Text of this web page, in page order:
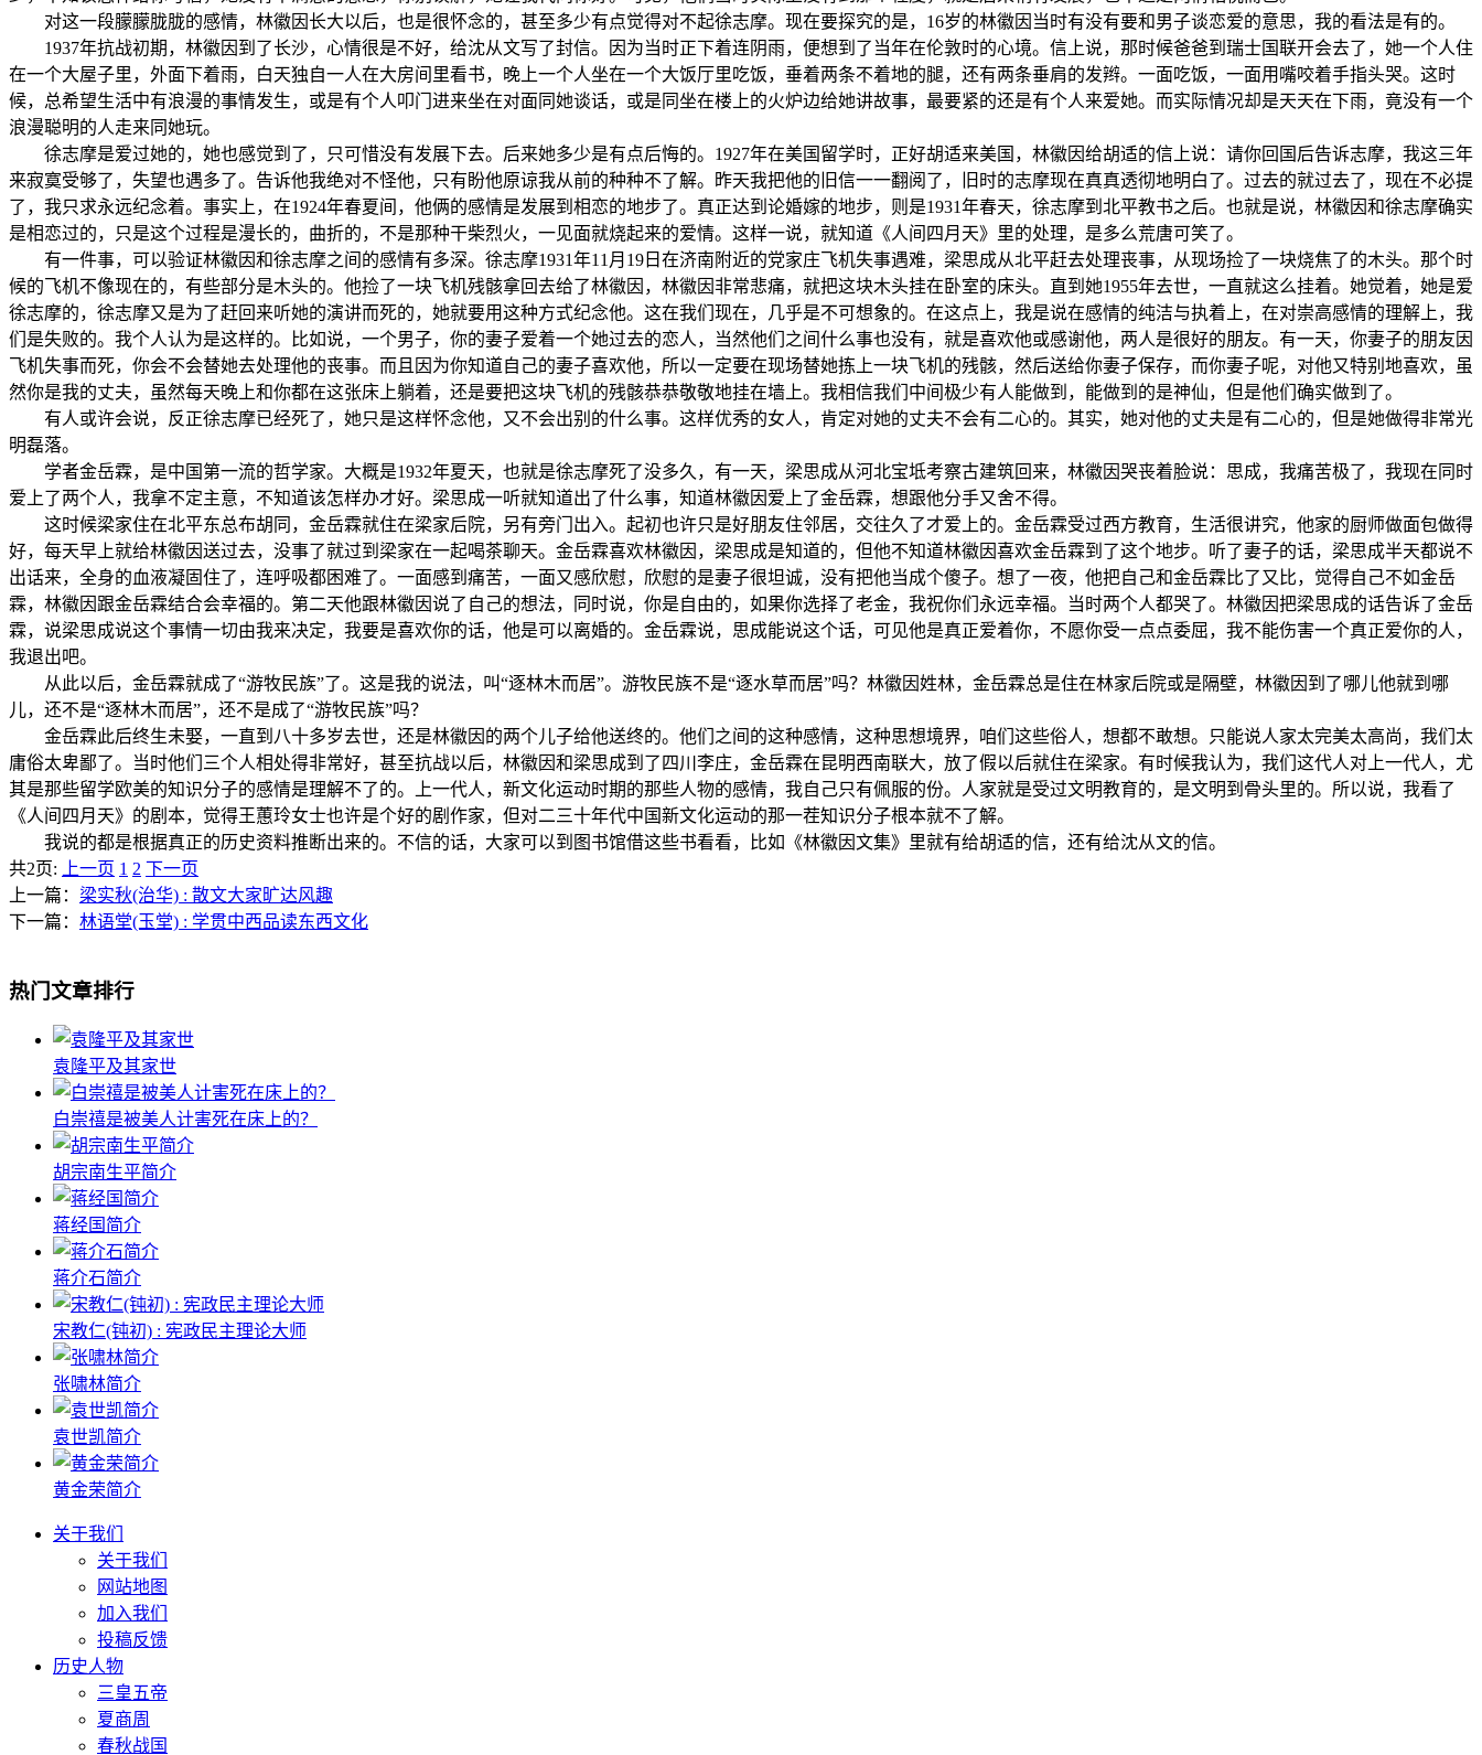
对这一段朦朦胧胧的感情，林徽因长大以后，也是很怀念的，甚至多少有点觉得对不起徐志摩。现在要探究的是，16岁的林徽因当时有没有要和男子谈恋爱的意思，我的看法是有的。
1937年抗战初期，林徽因到了长沙，心情很是不好，给沈从文写了封信。因为当时正下着连阴雨，便想到了当年在伦敦时的心境。信上说，那时候爸爸到瑞士国联开会去了，她一个人住
在一个大屋子里，外面下着雨，白天独自一人在大房间里看书，晚上一个人坐在一个大饭厅里吃饭，垂着两条不着地的腿，还有两条垂肩的发辫。一面吃饭，一面用嘴咬着手指头哭。这时
候，总希望生活中有浪漫的事情发生，或是有个人叩门进来坐在对面同她谈话，或是同坐在楼上的火炉边给她讲故事，最要紧的还是有个人来爱她。而实际情况却是天天在下雨，竟没有一个
浪漫聪明的人走来同她玩。
徐志摩是爱过她的，她也感觉到了，只可惜没有发展下去。后来她多少是有点后悔的。1927年在美国留学时，正好胡适来美国，林徽因给胡适的信上说：请你回国后告诉志摩，我这三年
来寂寞受够了，失望也遇多了。告诉他我绝对不怪他，只有盼他原谅我从前的种种不了解。昨天我把他的旧信一一翻阅了，旧时的志摩现在真真透彻地明白了。过去的就过去了，现在不必提
了，我只求永远纪念着。事实上，在1924年春夏间，他俩的感情是发展到相恋的地步了。真正达到论婚嫁的地步，则是1931年春天，徐志摩到北平教书之后。也就是说，林徽因和徐志摩确实
是相恋过的，只是这个过程是漫长的，曲折的，不是那种干柴烈火，一见面就烧起来的爱情。这样一说，就知道《人间四月天》里的处理，是多么荒唐可笑了。
有一件事，可以验证林徽因和徐志摩之间的感情有多深。徐志摩1931年11月19日在济南附近的党家庄飞机失事遇难，梁思成从北平赶去处理丧事，从现场捡了一块烧焦了的木头。那个时
候的飞机不像现在的，有些部分是木头的。他捡了一块飞机残骸拿回去给了林徽因，林徽因非常悲痛，就把这块木头挂在卧室的床头。直到她1955年去世，一直就这么挂着。她觉着，她是爱
徐志摩的，徐志摩又是为了赶回来听她的演讲而死的，她就要用这种方式纪念他。这在我们现在，几乎是不可想象的。在这点上，我是说在感情的纯洁与执着上，在对崇高感情的理解上，我
们是失败的。我个人认为是这样的。比如说，一个男子，你的妻子爱着一个她过去的恋人，当然他们之间什么事也没有，就是喜欢他或感谢他，两人是很好的朋友。有一天，你妻子的朋友因
飞机失事而死，你会不会替她去处理他的丧事。而且因为你知道自己的妻子喜欢他，所以一定要在现场替她拣上一块飞机的残骸，然后送给你妻子保存，而你妻子呢，对他又特别地喜欢，虽
然你是我的丈夫，虽然每天晚上和你都在这张床上躺着，还是要把这块飞机的残骸恭恭敬敬地挂在墙上。我相信我们中间极少有人能做到，能做到的是神仙，但是他们确实做到了。
有人或许会说，反正徐志摩已经死了，她只是这样怀念他，又不会出别的什么事。这样优秀的女人，肯定对她的丈夫不会有二心的。其实，她对他的丈夫是有二心的，但是她做得非常光
明磊落。
学者金岳霖，是中国第一流的哲学家。大概是1932年夏天，也就是徐志摩死了没多久，有一天，梁思成从河北宝坻考察古建筑回来，林徽因哭丧着脸说：思成，我痛苦极了，我现在同时
爱上了两个人，我拿不定主意，不知道该怎样办才好。梁思成一听就知道出了什么事，知道林徽因爱上了金岳霖，想跟他分手又舍不得。
这时候梁家住在北平东总布胡同，金岳霖就住在梁家后院，另有旁门出入。起初也许只是好朋友住邻居，交往久了才爱上的。金岳霖受过西方教育，生活很讲究，他家的厨师做面包做得
好，每天早上就给林徽因送过去，没事了就过到梁家在一起喝茶聊天。金岳霖喜欢林徽因，梁思成是知道的，但他不知道林徽因喜欢金岳霖到了这个地步。听了妻子的话，梁思成半天都说不
出话来，全身的血液凝固住了，连呼吸都困难了。一面感到痛苦，一面又感欣慰，欣慰的是妻子很坦诚，没有把他当成个傻子。想了一夜，他把自己和金岳霖比了又比，觉得自己不如金岳
霖，林徽因跟金岳霖结合会幸福的。第二天他跟林徽因说了自己的想法，同时说，你是自由的，如果你选择了老金，我祝你们永远幸福。当时两个人都哭了。林徽因把梁思成的话告诉了金岳
霖，说梁思成说这个事情一切由我来决定，我要是喜欢你的话，他是可以离婚的。金岳霖说，思成能说这个话，可见他是真正爱着你，不愿你受一点点委屈，我不能伤害一个真正爱你的人，
我退出吧。
从此以后，金岳霖就成了“游牧民族”了。这是我的说法，叫“逐林木而居”。游牧民族不是“逐水草而居”吗？林徽因姓林，金岳霖总是住在林家后院或是隔壁，林徽因到了哪儿他就到哪
儿，还不是“逐林木而居”，还不是成了“游牧民族”吗？
金岳霖此后终生未娶，一直到八十多岁去世，还是林徽因的两个儿子给他送终的。他们之间的这种感情，这种思想境界，咱们这些俗人，想都不敢想。只能说人家太完美太高尚，我们太
庸俗太卑鄙了。当时他们三个人相处得非常好，甚至抗战以后，林徽因和梁思成到了四川李庄，金岳霖在昆明西南联大，放了假以后就住在梁家。有时候我认为，我们这代人对上一代人，尤
其是那些留学欧美的知识分子的感情是理解不了的。上一代人，新文化运动时期的那些人物的感情，我自己只有佩服的份。人家就是受过文明教育的，是文明到骨头里的。所以说，我看了
《人间四月天》的剧本，觉得王蕙玲女士也许是个好的剧作家，但对二三十年代中国新文化运动的那一茬知识分子根本就不了解。
我说的都是根据真正的历史资料推断出来的。不信的话，大家可以到图书馆借这些书看看，比如《林徽因文集》里就有给胡适的信，还有给沈从文的信。
共2页: 上一页 1 2 下一页
上一篇： 梁实秋(治华) : 散文大家旷达风趣
下一篇： 林语堂(玉堂) : 学贯中西品读东西文化
热门文章排行
袁隆平及其家世
白崇禧是被美人计害死在床上的？
胡宗南生平简介
蒋经国简介
蒋介石简介
宋教仁(钝初) : 宪政民主理论大师
张啸林简介
袁世凯简介
黄金荣简介
关于我们
关于我们
网站地图
加入我们
投稿反馈
历史人物
三皇五帝
夏商周
春秋战国